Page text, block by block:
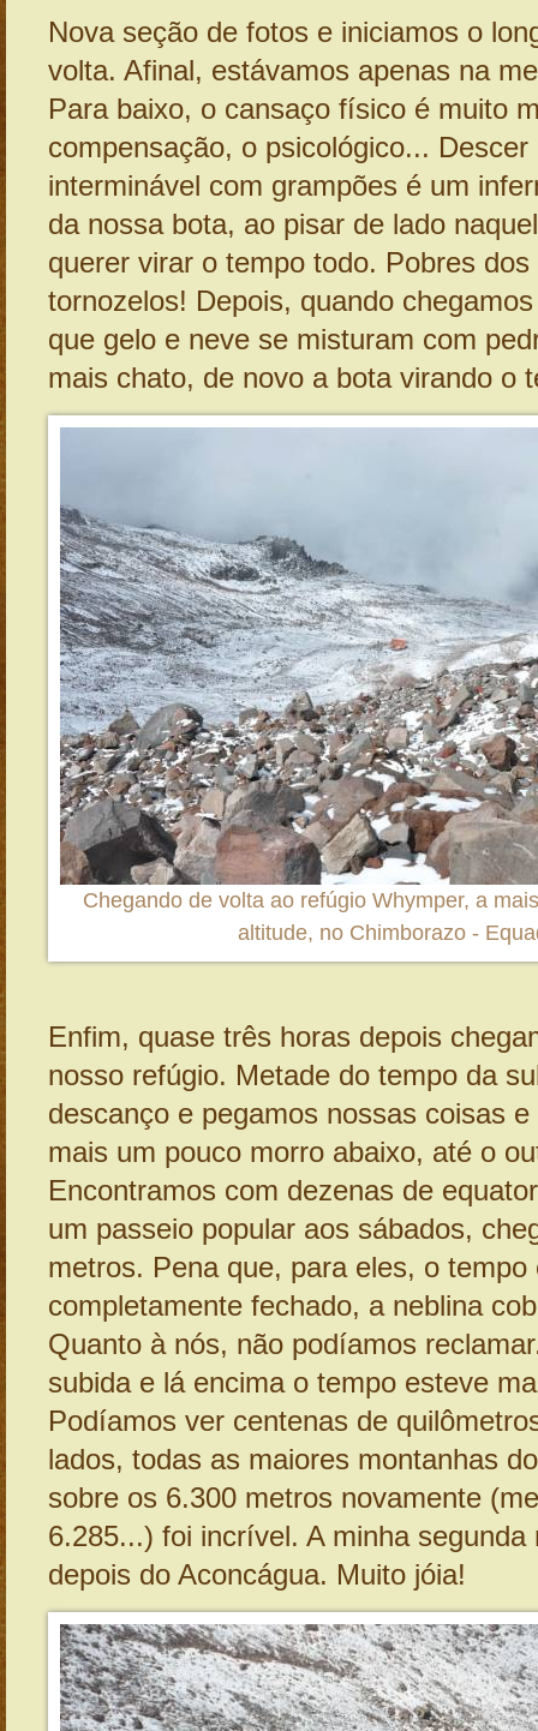
Nova seção de fotos e iniciamos o
volta. Afinal, estávamos apenas na
Para baixo, o cansaço físico é muito
compensação, o psicológico... Descer
interminável com grampões é um
da nossa bota, ao pisar de lado
querer virar o tempo todo. Pobres
tornozelos! Depois, quando
que gelo e neve se misturam com
mais chato, de novo a bota virando o
Chegando de volta ao refúgio Whymper, a
altitude, no Chimborazo -
Enfim, quase três horas depois
nosso refúgio. Metade do tempo da
descanço e pegamos nossas coisas
mais um pouco morro abaixo, até o
Encontramos com dezenas de
um passeio popular aos sábados,
metros. Pena que, para eles, o tempo
completamente fechado, a neblina
Quanto à nós, não podíamos
subida e lá encima o tempo esteve
Podíamos ver centenas de
lados, todas as maiores montanhas
sobre os 6.300 metros novamente
6.285...) foi incrível. A minha segunda
depois do Aconcágua. Muito jóia!